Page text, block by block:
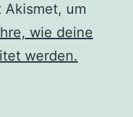
Akismet, um
wie deine
werden.